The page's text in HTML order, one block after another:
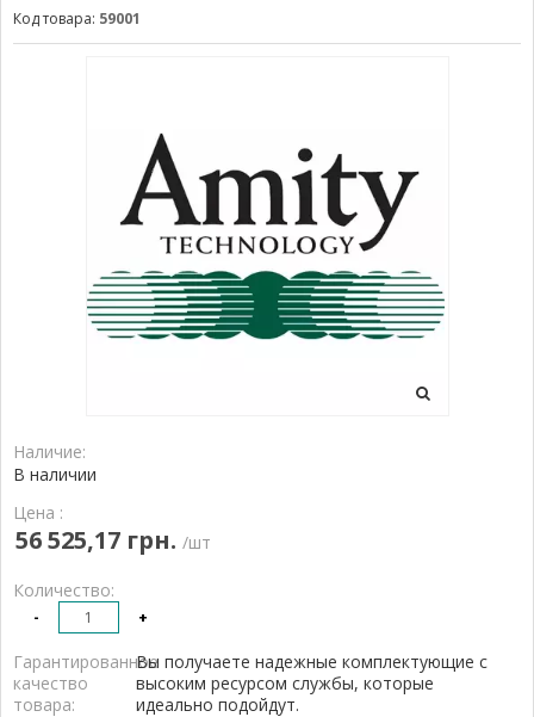
Код товара: 59001
Наличие:
В наличии
Цена :
56 525,17 грн. /шт
Количество:
- +
Гарантированное
качество
товара:
Вы получаете надежные комплектующие с
высоким ресурсом службы, которые
идеально подойдут.